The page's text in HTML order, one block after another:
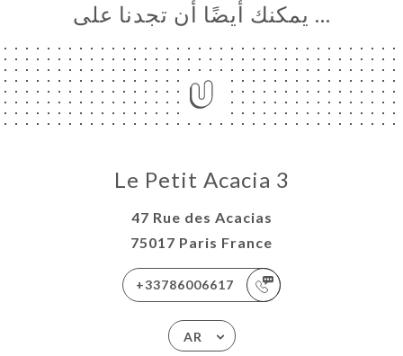
… يمكنك أيضًا أن تجدنا على
Le Petit Acacia 3
47 Rue des Acacias
75017 Paris France
+33786006617
AR